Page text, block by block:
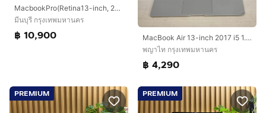
MacbookPro(Retina13-inch, 2019) i5 1.4Ghz SSD 256Gb Ram 8Gb สีสเปซเกรย์ ราคาสุดคุ้ม น่าใช้
มีนบุรี กรุงเทพมหานคร
฿ 10,900
MacBook Air 13-inch 2017 i5 1.8GHz RAM 8GB SSD 128GB เครื่องบางเบา ใช้งานปกติ
พญาไท กรุงเทพมหานคร
฿ 4,290
PREMIUM PREMIUM